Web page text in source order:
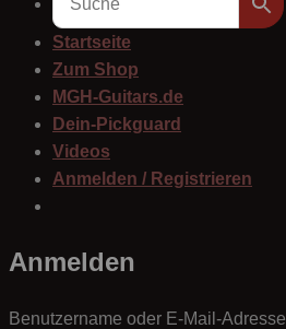
Startseite
Zum Shop
MGH-Guitars.de
Dein-Pickguard
Videos
Anmelden / Registrieren
Anmelden
Benutzername oder E-Mail-Adresse